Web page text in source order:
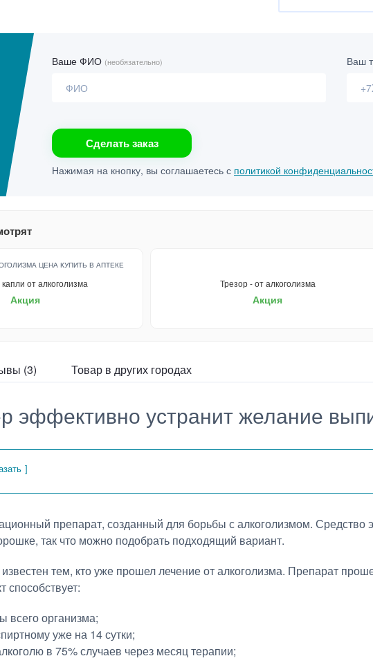
Ваше ФИО (необязательно) Ваш
Сделать заказ
Нажимая на кнопку, вы соглашаетесь с политикой
от алкоголизма
Акция
Трезор - от алкоголизма
Акция
(3) Товар в других городах
эффективно устранит желание
препарат, созданный для борьбы с алкоголизмом.
так что можно подобрать подходящий вариант.
тем, кто уже прошел лечение от алкоголизма. Препарат
способствует:
всего организма;
уже на 14 сутки;
в 75% случаев через месяц терапии;